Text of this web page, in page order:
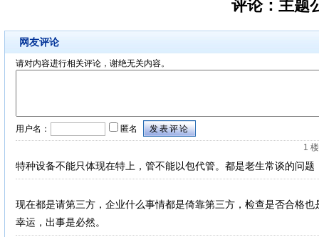
评论： 主题
网友评论
请对内容进行相关评论，谢绝无关内容。
用户名：
匿名
1 楼
特种设备不能只体现在特上，管不能以包代管。都是老生常谈的问题
现在都是请第三方，企业什么事情都是倚靠第三方，检查是否合格
幸运，出事是必然。